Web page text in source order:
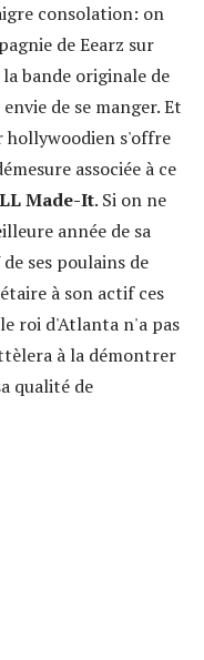
consolation: on
de Eearz sur
bande originale de
de se manger. Et
hollywoodien s'offre
associée à ce
Made-It. Si on ne
année de sa
de ses poulains de
à son actif ces
roi d'Atlanta n'a pas
à la démontrer
qualité de